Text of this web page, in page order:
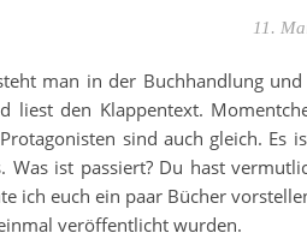
11.
man in der Buchhandlung
liest den Klappentext.
sind auch gleich. Es
Was ist passiert? Du hast
ich euch ein paar Bücher
veröffentlicht wurden.